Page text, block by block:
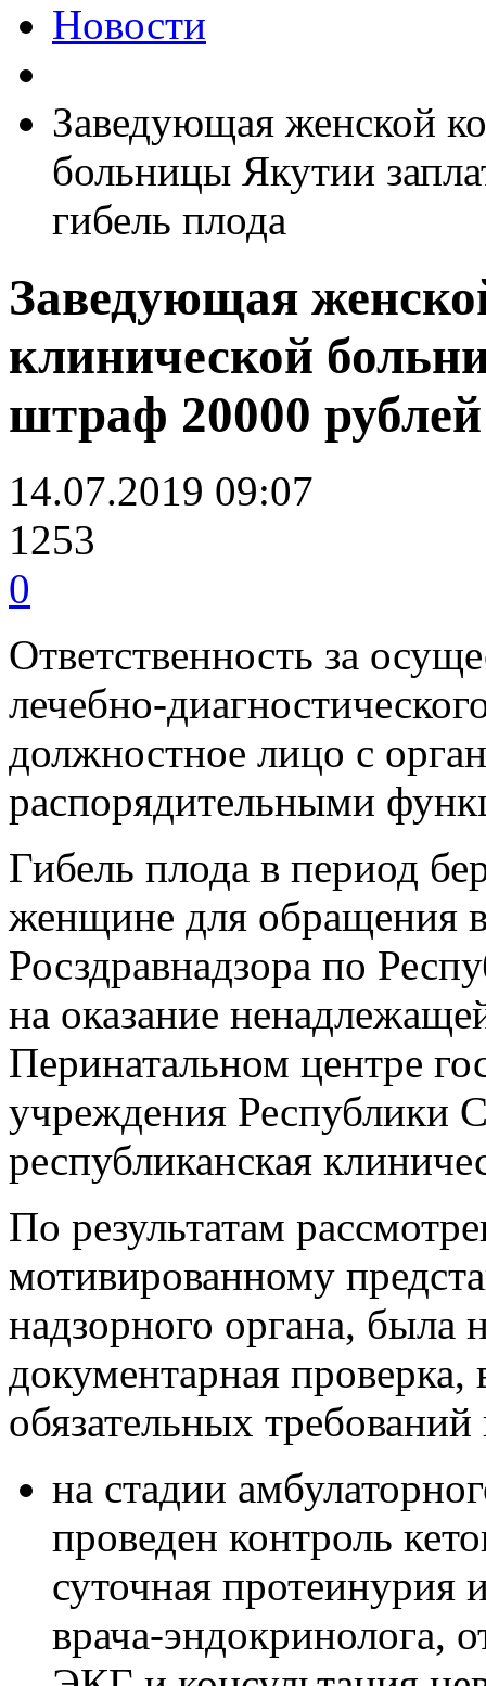
Новости
Заведующая женской
больницы Якутии
гибель плода
Заведующая
клинической
штраф 20000
14.07.2019 09:07
1253
0
Ответственность за
лечебно-
должностное лицо с
распорядительными
Гибель плода в период
женщине для обращения
Росздравнадзора по
на оказание
Перинатальном центре
учреждения Республики
республиканская
По результатам
мотивированному
надзорного органа, была
документарная
обязательных
на стадии
проведен контроль
суточная протеинурия
врача-эндокринолога,